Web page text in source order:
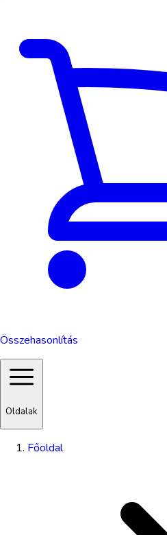
Összehasonlítás
Oldalak
Főoldal